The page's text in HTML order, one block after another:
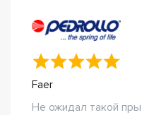
Faer
Не ожидал такой